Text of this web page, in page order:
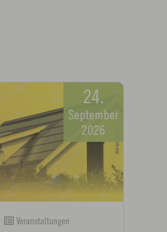
24.
September
2026
Veranstaltungen